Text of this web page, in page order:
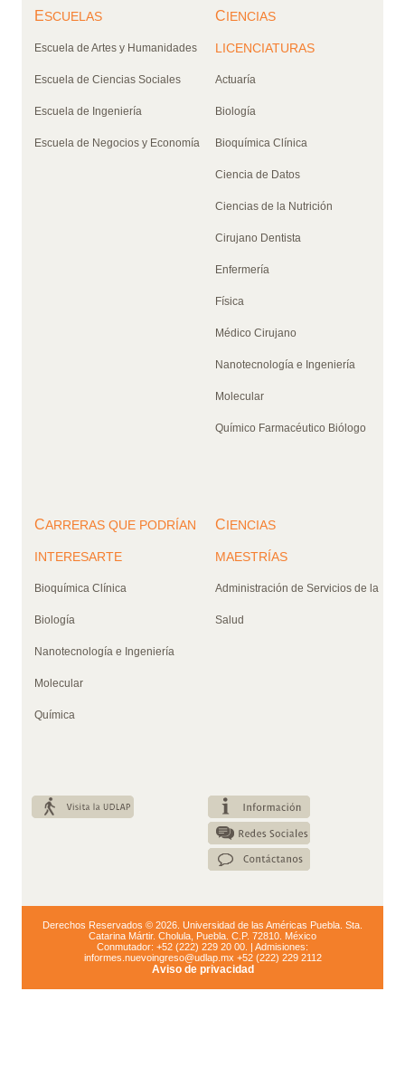
ESCUELAS
Escuela de Artes y Humanidades
Escuela de Ciencias Sociales
Escuela de Ingeniería
Escuela de Negocios y Economía
CIENCIAS
LICENCIATURAS
Actuaría
Biología
Bioquímica Clínica
Ciencia de Datos
Ciencias de la Nutrición
Cirujano Dentista
Enfermería
Física
Médico Cirujano
Nanotecnología e Ingeniería
Molecular
Químico Farmacéutico Biólogo
CARRERAS QUE PODRÍAN
INTERESARTE
Bioquímica Clínica
Biología
Nanotecnología e Ingeniería
Molecular
Química
CIENCIAS
MAESTRÍAS
Administración de Servicios de la
Salud
Derechos Reservados © 2026. Universidad de las Américas Puebla. Sta.
Catarina Mártir. Cholula, Puebla. C.P. 72810. México
Conmutador: +52 (222) 229 20 00. | Admisiones:
informes.nuevoingreso@udlap.mx +52 (222) 229 2112
Aviso de privacidad